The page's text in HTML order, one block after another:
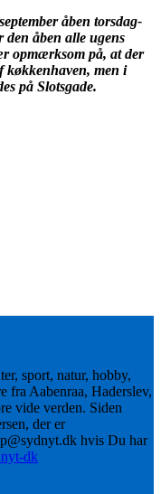
åben torsdag-
åben alle ugens
opmærksom på, at der
køkkenhaven, men i
på Slotsgade.
sport, natur, hobby,
fra Aabenraa, Haderslev,
vide verden. Siden
der er
hvis Du har
dk